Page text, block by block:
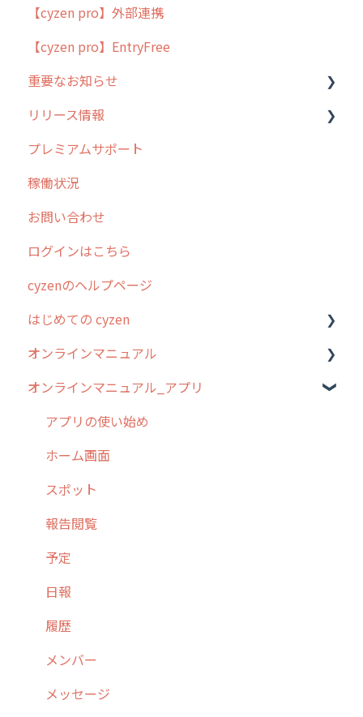
用語集
よくある質問
ポスティング
ラウンダー
メンテナンス
外廻り営業
清掃
不動産
【cyzen pro】外部連携
【cyzen pro】EntryFree
重要なお知らせ
過去の重要なお知らせ
障害情報
リリース情報
リリース
2026年のリリース情報
2025年のリリース情報
2024年のリリース情報
2023年のリリース情報
過去のリリース
2019年までのリリース情報
お客様の声を実現しました
プレミアムサポート
稼働状況
お問い合わせ
ログインはこちら
cyzenのヘルプページ
はじめての cyzen
0. はじめてのcyzenの使い方
1. cyzenについて知ろう
2. 主要機能の概要
3. cyzenの位置情報取得について
4. cyzen利用前の準備：システム管理者編
5. 基本的な使い方：システム管理者編
6. 基本的な使い方：ユーザー編
7. 初心者向けよくある質問集
8. 用語集
9. もっと便利に利用するための設定
10.ユーザー向けおすすめの使い方
オンラインマニュアル
管理サイトの使い始め
ユーザー・グループ管理
行動管理
予定管理
スポット
ステータス・主観
報告書・行動種別
勤怠管理
活動通知
パフォーマンス
オンラインマニュアル_アプリ
アプリの使い始め
ホーム画面
スポット
報告閲覧
予定
日報
履歴
メンバー
メッセージ